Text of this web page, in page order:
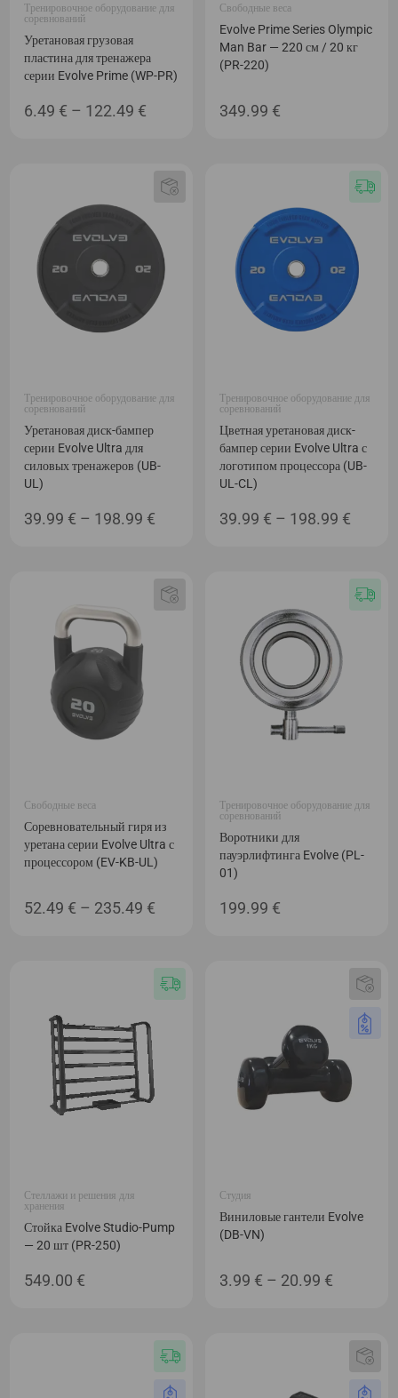
Тренировочное оборудование для
соревнований
Уретановая грузовая
пластина для тренажера
серии Evolve Prime (WP-PR)
6.49 € – 122.49 € Диапазон
Свободные веса
Evolve Prime Series Olympic
Man Bar — 220 см / 20 кг
(PR-220)
349.99 €
Тренировочное оборудование для
соревнований
Уретановая диск-бампер
серии Evolve Ultra для
силовых тренажеров (UB-
UL)
39.99 € – 198.99 € Диапазон
–
Тренировочное оборудование для
соревнований
Цветная уретановая диск-
бампер серии Evolve Ultra с
логотипом процессора (UB-
UL-CL)
39.99 € – 198.99 €
–
Свободные веса
Соревновательный гиря из
уретана серии Evolve Ultra с
процессором (EV-KB-UL)
52.49 € – 235.49 € Диапазон
–
Тренировочное оборудование для
соревнований
Воротники для
пауэрлифтинга Evolve (PL-
01)
199.99 €
Стеллажи и решения для
хранения
Стойка Evolve Studio-Pump
— 20 шт (PR-250)
549.00 €
Студия
Виниловые гантели Evolve
(DB-VN)
3.99 € – 20.99 €